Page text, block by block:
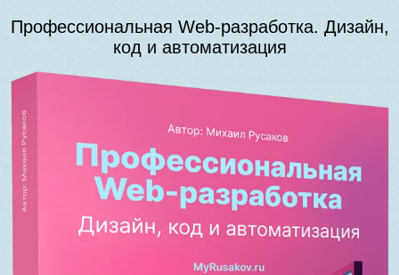
Профессиональная Web-разработка. Дизайн,
код и автоматизация